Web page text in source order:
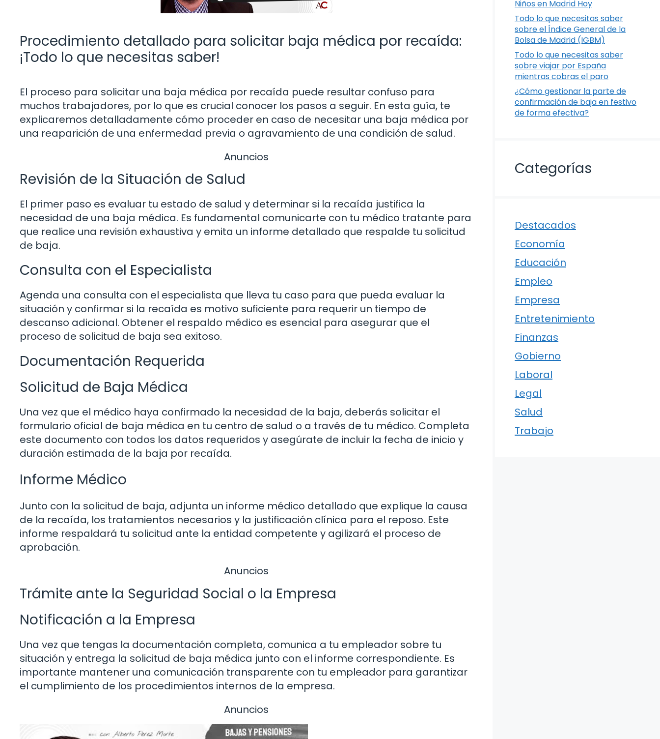
Procedimiento detallado para solicitar baja médica por recaída:
¡Todo lo que necesitas saber!
El proceso para solicitar una baja médica por recaída puede resultar confuso para
muchos trabajadores, por lo que es crucial conocer los pasos a seguir. En esta guía, te
explicaremos detalladamente cómo proceder en caso de necesitar una baja médica por
una reaparición de una enfermedad previa o agravamiento de una condición de salud.
Anuncios
Revisión de la Situación de Salud
El primer paso es evaluar tu estado de salud y determinar si la recaída justifica la
necesidad de una baja médica. Es fundamental comunicarte con tu médico tratante para
que realice una revisión exhaustiva y emita un informe detallado que respalde tu solicitud
de baja.
Consulta con el Especialista
Agenda una consulta con el especialista que lleva tu caso para que pueda evaluar la
situación y confirmar si la recaída es motivo suficiente para requerir un tiempo de
descanso adicional. Obtener el respaldo médico es esencial para asegurar que el
proceso de solicitud de baja sea exitoso.
Documentación Requerida
Solicitud de Baja Médica
Una vez que el médico haya confirmado la necesidad de la baja, deberás solicitar el
formulario oficial de baja médica en tu centro de salud o a través de tu médico. Completa
este documento con todos los datos requeridos y asegúrate de incluir la fecha de inicio y
duración estimada de la baja por recaída.
Informe Médico
Junto con la solicitud de baja, adjunta un informe médico detallado que explique la causa
de la recaída, los tratamientos necesarios y la justificación clínica para el reposo. Este
informe respaldará tu solicitud ante la entidad competente y agilizará el proceso de
aprobación.
Anuncios
Trámite ante la Seguridad Social o la Empresa
Notificación a la Empresa
Una vez que tengas la documentación completa, comunica a tu empleador sobre tu
situación y entrega la solicitud de baja médica junto con el informe correspondiente. Es
importante mantener una comunicación transparente con tu empleador para garantizar
el cumplimiento de los procedimientos internos de la empresa.
Anuncios
Niños en Madrid Hoy
Todo lo que necesitas saber
sobre el Índice General de la
Bolsa de Madrid (IGBM)
Todo lo que necesitas saber
sobre viajar por España
mientras cobras el paro
¿Cómo gestionar la parte de
confirmación de baja en festivo
de forma efectiva?
Categorías
Destacados
Economía
Educación
Empleo
Empresa
Entretenimiento
Finanzas
Gobierno
Laboral
Legal
Salud
Trabajo